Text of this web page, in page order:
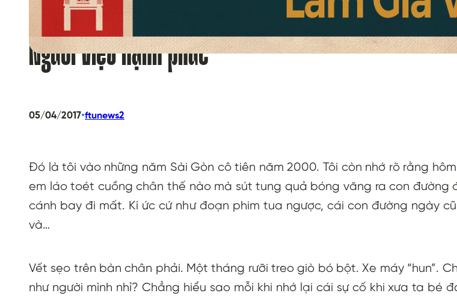
Người Việt hạnh phúc
05/04/2017•ftunews2
Đó là tôi vào những năm Sài Gòn cô tiên năm 2000. Tôi còn nhớ rõ rằng
em láo toét cuồng chân thế nào mà sút tung quả bóng văng ra con đường
cánh bay đi mất. Kí ức cứ như đoạn phim tua ngược, cái con đường ngày
và…
Vết sẹo trên bàn chân phải. Một tháng rưỡi treo giò bó bột. Xe máy “hun”.
như người mình nhỉ? Chẳng hiểu sao mỗi khi nhớ lại cái sự cố khi xưa ta